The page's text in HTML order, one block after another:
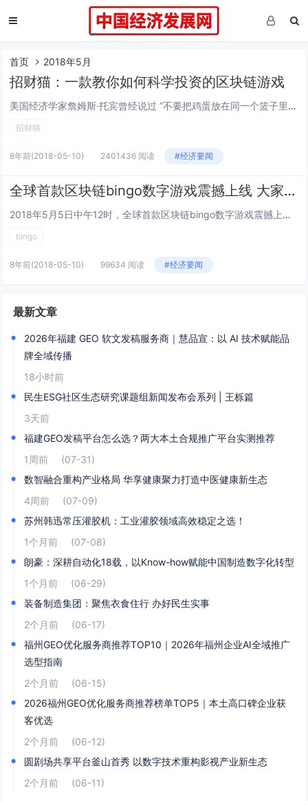
首页 2018年5月
招财猫：一款教你如何科学投资的区块链游戏
美国经济学家詹姆斯·托宾曾经说过 “不要把鸡蛋放在同一个篮子里”， 从字面意思上来解读这句话就是不要将所有的资产投资在同一个产品上。那又如何从经济学角度来解读这句话呢?一般来说投资者都会追求高收益而又能合理规避风险的方式，但是证券市场的历史...
招财猫
8年前(2018-05-10) 2401436 阅读 #经济要闻
全球首款区块链bingo数字游戏震撼上线 大家一起来bingo!
2018年5月5日中午12时，全球首款区块链bingo数字游戏震撼上线!bingo是什么意思?它的英文含义是“猜中了” ，在宾果数字游戏中成功者以喊“bingo”表示取胜而得名。宾果游戏是一种非常古老传奇的数字游戏玩法，曾经风靡全球。区块链...
bingo
8年前(2018-05-10) 99634 阅读 #经济要闻
最新文章
2026年福建 GEO 软文发稿服务商｜慧品宣：以 AI 技术赋能品
牌全域传播
18小时前
民生ESG社区生态研究课题组新闻发布会系列 | 王栎篇
3天前
福建GEO发稿平台怎么选？两大本土合规推广平台实测推荐
1周前
(07-31)
数智融合重构产业格局 华享健康聚力打造中医健康新生态
4周前
(07-09)
苏州韩迅常压灌胶机：工业灌胶领域高效稳定之选！
1个月前
(07-08)
朗豪：深耕自动化18载，以Know-how赋能中国制造数字化转型
1个月前
(06-29)
装备制造集团：聚焦衣食住行 办好民生实事
2个月前
(06-17)
福州GEO优化服务商推荐TOP10｜2026年福州企业AI全域推广
选型指南
2个月前
(06-15)
2026福州GEO优化服务商推荐榜单TOP5｜本土高口碑企业获
客优选
2个月前
(06-12)
圆剧场共享平台釜山首秀 以数字技术重构影视产业新生态
2个月前
(06-11)